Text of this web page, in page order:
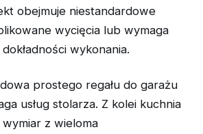
obejmuje niestandardowe
wycięcia lub wymaga
wykonania.
prostego regału do garażu
usług stolarza. Z kolei kuchnia
z wieloma